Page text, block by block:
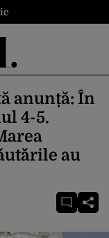
anunță: În
4-5.
au